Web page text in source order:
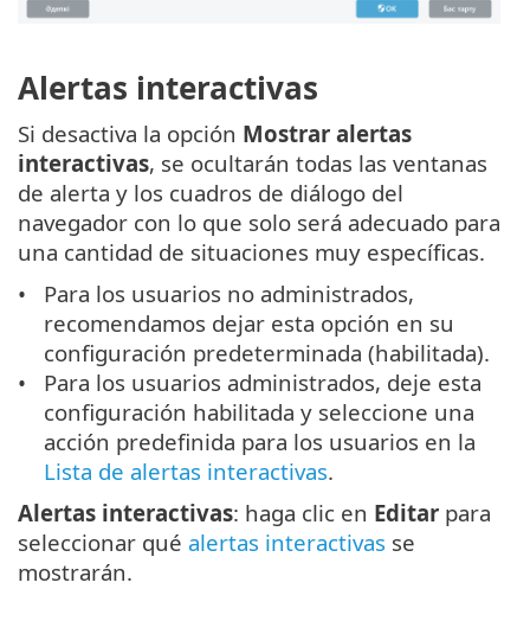
Alertas interactivas
Si desactiva la opción Mostrar alertas
interactivas, se ocultarán todas las ventanas
de alerta y los cuadros de diálogo del
navegador con lo que solo será adecuado para
una cantidad de situaciones muy específicas.
Para los usuarios no administrados,
recomendamos dejar esta opción en su
configuración predeterminada (habilitada).
Para los usuarios administrados, deje esta
configuración habilitada y seleccione una
acción predefinida para los usuarios en la
Lista de alertas interactivas.
Alertas interactivas: haga clic en Editar para
seleccionar qué alertas interactivas se
mostrarán.